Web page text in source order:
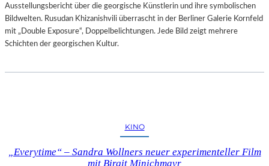
Ausstellungsbericht über die georgische Künstlerin und ihre symbolischen
Bildwelten. Rusudan Khizanishvili überrascht in der Berliner Galerie Kornfeld
mit „Double Exposure“, Doppelbelichtungen. Jede Bild zeigt mehrere
Schichten der georgischen Kultur.
KINO
„Everytime“ – Sandra Wollners neuer experimenteller Film
mit Birgit Minichmayr